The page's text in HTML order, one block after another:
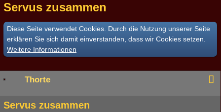
Servus zusammen
Diese Seite verwendet Cookies. Durch die Nutzung unserer Seite
erklären Sie sich damit einverstanden, dass wir Cookies setzen.
Weitere Informationen
Thorte
Servus zusammen